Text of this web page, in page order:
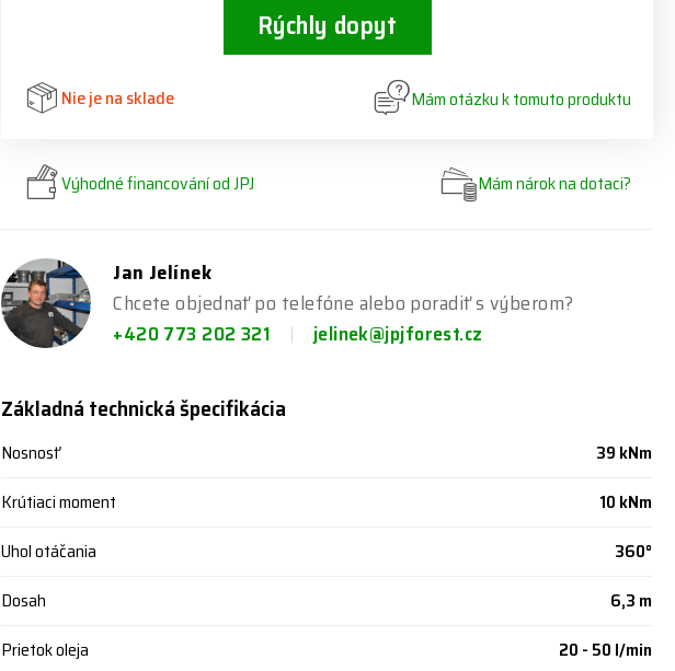
Rýchly dopyt
Nie je na sklade Mám otázku k tomuto produktu
Výhodné financování od JPJ Mám nárok na dotaci?
Jan Jelínek
Chcete objednať po telefóne alebo poradiť s výberom?
+420 773 202 321
jelinek@jpjforest.cz
Základná technická špecifikácia
Nosnosť
39 kNm
Krútiaci moment
10 kNm
Uhol otáčania
360°
Dosah
6,3 m
Prietok oleja
20 - 50 l/min